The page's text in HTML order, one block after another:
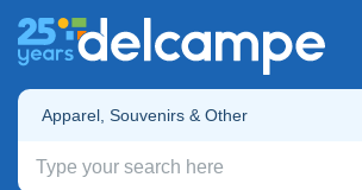
Apparel, Souvenirs & Other